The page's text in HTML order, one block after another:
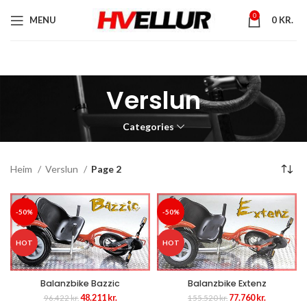
MENU 0 0 KR.
Verslun
Categories
Heim Verslun Page 2
-50%
HOT
Balanzbike Bazzic
96.422kr.Original
48.211 kr.
-50%
HOT
Balanzbike Extenz
155.520kr. Original
77.760kr.